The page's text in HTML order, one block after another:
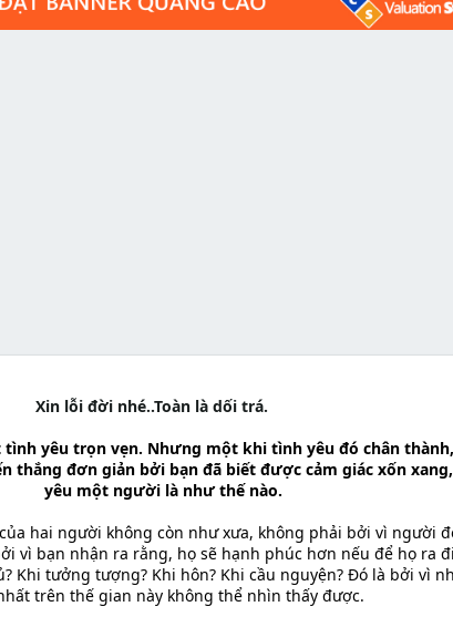
Xin lỗi đời nhé..Toàn là dối trá.
yêu trọn vẹn. Nhưng một khi tình yêu đó chân
thắng đơn giản bởi bạn đã biết được cảm giác xốn
yêu một người là như thế nào.
hai người không còn như xưa, không phải bởi vì người
vì bạn nhận ra rằng, họ sẽ hạnh phúc hơn nếu để họ ra
Khi tưởng tượng? Khi hôn? Khi cầu nguyện? Đó là bởi vì
trên thế gian này không thể nhìn thấy được.